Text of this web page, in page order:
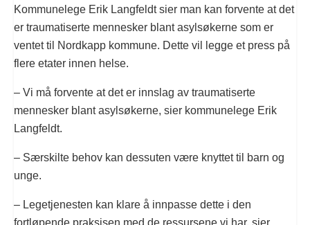
Kommunelege Erik Langfeldt sier man kan forvente at det
er traumatiserte mennesker blant asylsøkerne som er
ventet til Nordkapp kommune. Dette vil legge et press på
flere etater innen helse.
– Vi må forvente at det er innslag av traumatiserte
mennesker blant asylsøkerne, sier kommunelege Erik
Langfeldt.
– Særskilte behov kan dessuten være knyttet til barn og
unge.
– Legetjenesten kan klare å innpasse dette i den
fortløpende praksisen med de ressursene vi har, sier